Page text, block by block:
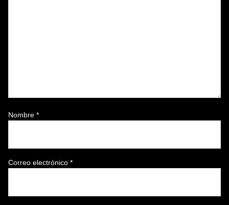
Nombre *
Correo electrónico *